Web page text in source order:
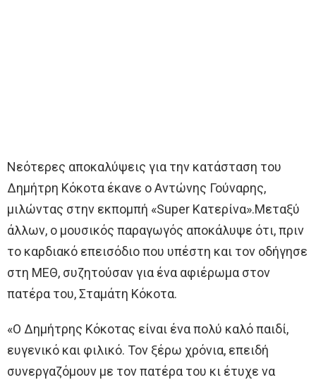
Νεότερες αποκαλύψεις για την κατάσταση του
Δημήτρη Κόκοτα έκανε ο Αντώνης Γούναρης,
μιλώντας στην εκπομπή «Super Κατερίνα».Μεταξύ
άλλων, ο μουσικός παραγωγός αποκάλυψε ότι, πριν
το καρδιακό επεισόδιο που υπέστη και τον οδήγησε
στη ΜΕΘ, συζητούσαν για ένα αφιέρωμα στον
πατέρα του, Σταμάτη Κόκοτα.
«Ο Δημήτρης Κόκοτας είναι ένα πολύ καλό παιδί,
ευγενικό και φιλικό. Τον ξέρω χρόνια, επειδή
συνεργαζόμουν με τον πατέρα του κι έτυχε να